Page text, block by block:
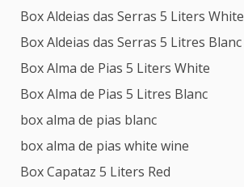
Box Aldeias das Serras 5 Liters White
Box Aldeias das Serras 5 Litres Blanc
Box Alma de Pias 5 Liters White
Box Alma de Pias 5 Litres Blanc
box alma de pias blanc
box alma de pias white wine
Box Capataz 5 Liters Red